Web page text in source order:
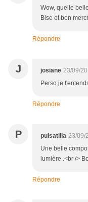
Wow, quelle
Bise et bon
Répondre
J josiane 23/09/
Perso je
Répondre
P pulsatilla 23/09/
Une belle
lumière .<br />
Répondre